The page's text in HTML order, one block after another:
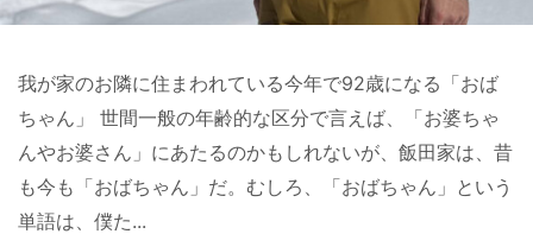
我が家のお隣に住まわれている今年で92歳になる「おば
ちゃん」 世間一般の年齢的な区分で言えば、「お婆ちゃ
んやお婆さん」にあたるのかもしれないが、飯田家は、昔
も今も「おばちゃん」だ。むしろ、「おばちゃん」という
単語は、僕た...